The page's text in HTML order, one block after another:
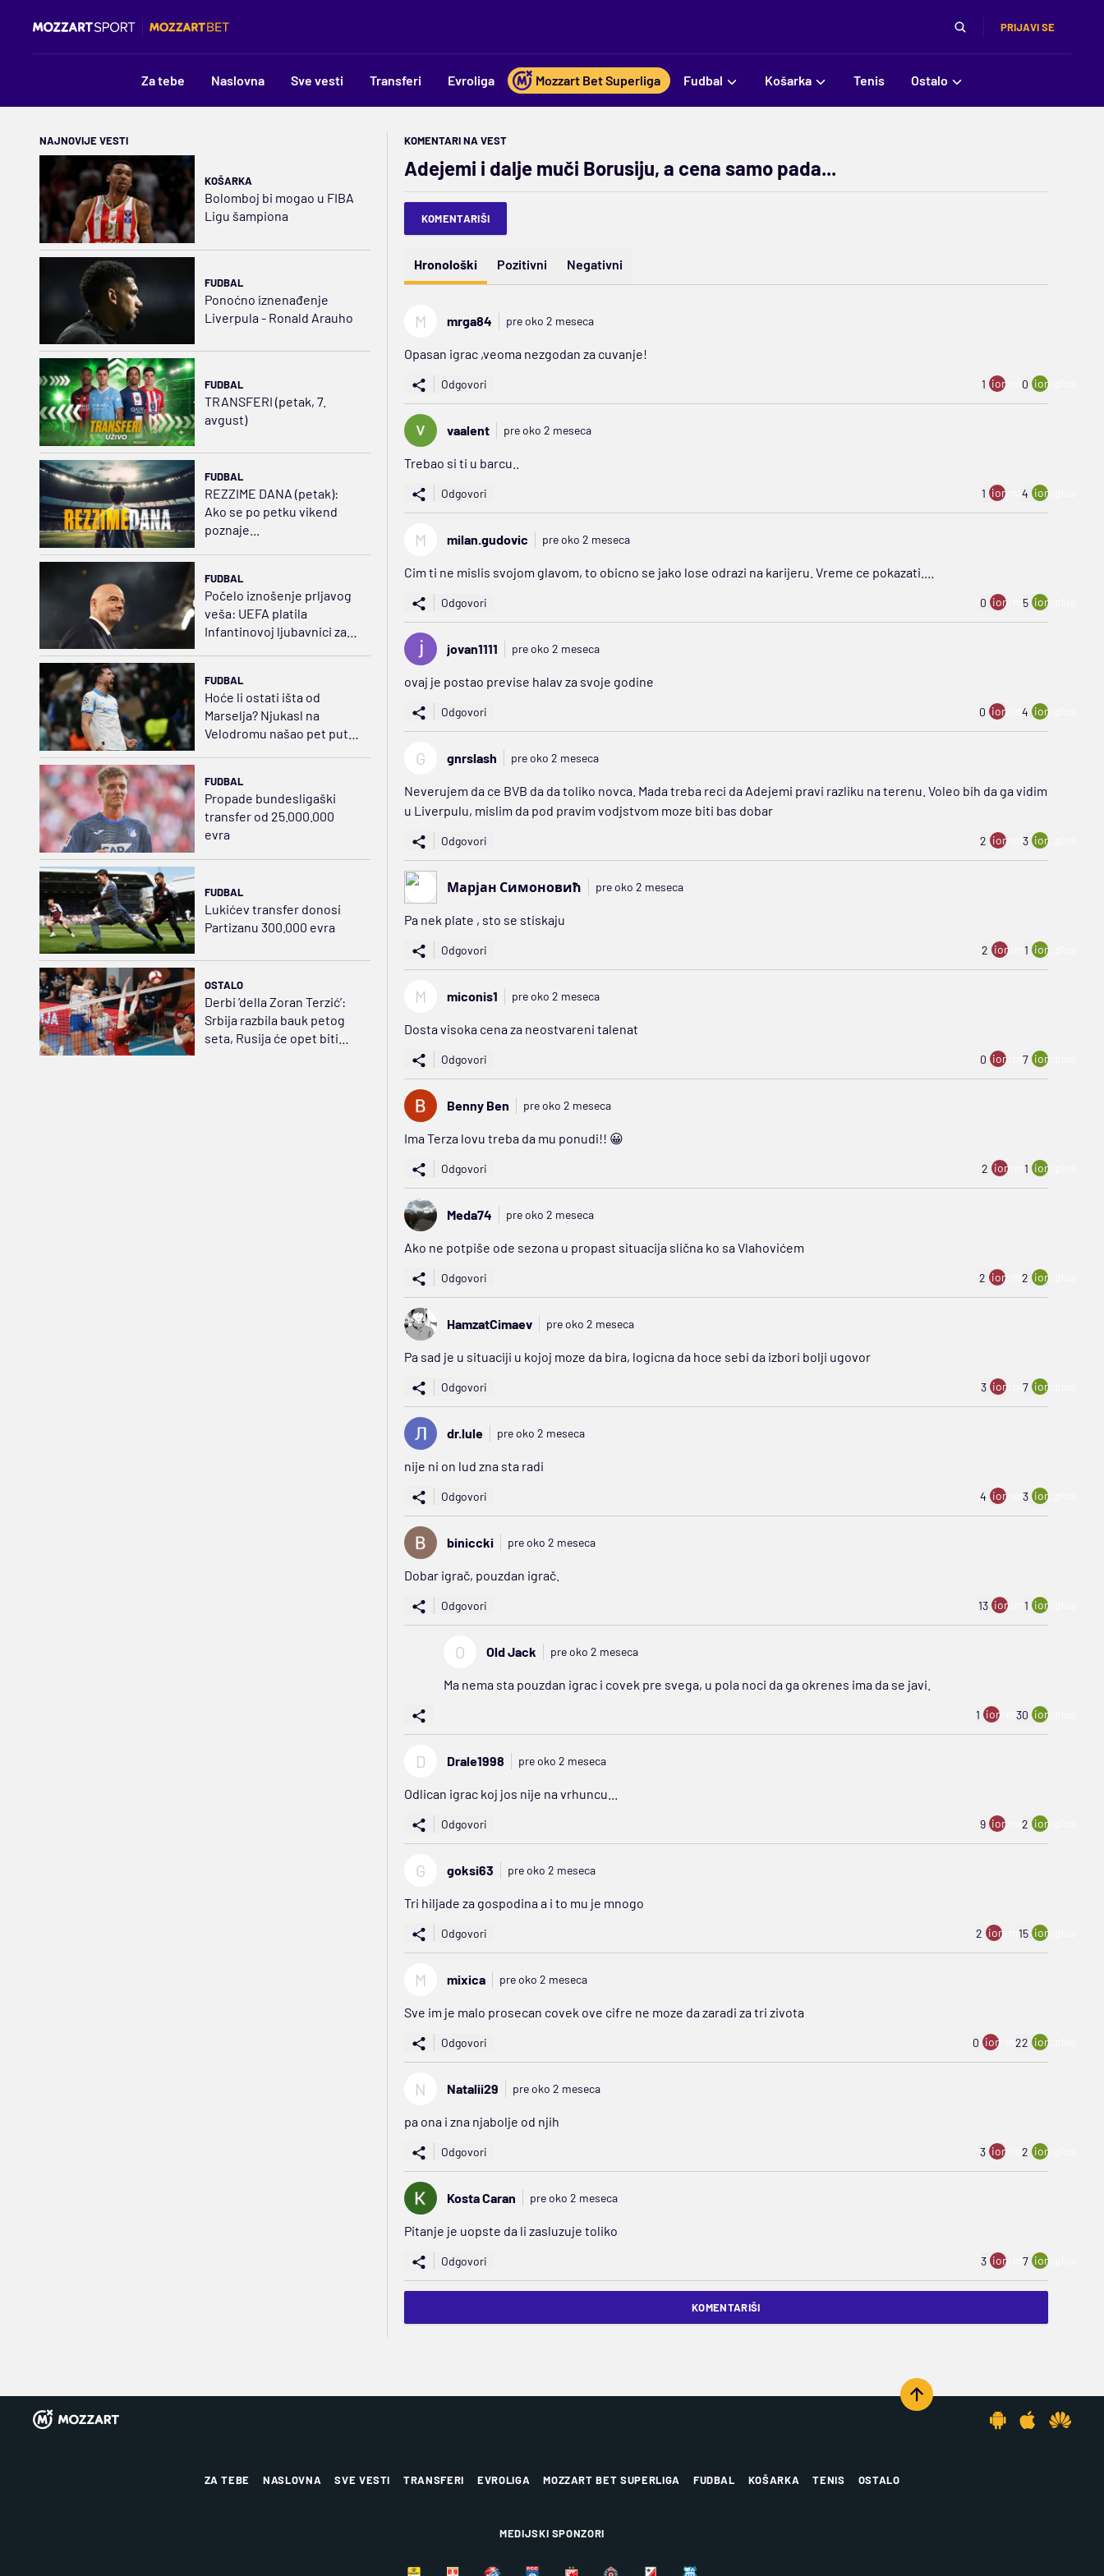
PRIJAVI SE
Za tebe Naslovna Sve vesti Transferi Evroliga Mozzart Bet Superliga Fudbal Košarka Tenis Ostalo
NAJNOVIJE VESTI
KOŠARKA
Bolomboj bi mogao u FIBA
Ligu šampiona
FUDBAL
Ponoćno iznenađenje
Liverpula - Ronald Arauho
FUDBAL
TRANSFERI (petak, 7.
avgust)
FUDBAL
REZZIME DANA (petak):
Ako se po petku vikend
poznaje...
FUDBAL
Počelo iznošenje prljavog
veša: UEFA platila
Infantinovoj ljubavnici za
FUDBAL
Hoće li ostati išta od
Marselja? Njukasl na
Velodromu našao pet puta
FUDBAL
Propade bundesligaški
transfer od 25.000.000
evra
FUDBAL
Lukićev transfer donosi
Partizanu 300.000 evra
OSTALO
Derbi ’della Zoran Terzić’:
Srbija razbila bauk petog
seta, Rusija će opet biti
KOMENTARI NA VEST
Adejemi i dalje muči Borusiju, a cena samo pada...
KOMENTARIŠI
Hronološki Pozitivni Negativni
M mrga84 pre oko 2 meseca
Opasan igrac ,veoma nezgodan za cuvanje!
Odgovori 1 ion:minus
0 ion:plus
vaalent pre oko 2 meseca
Trebao si ti u barcu..
Odgovori 1 ion:minus
4 ion:plus
M milan.gudovic pre oko 2 meseca
Cim ti ne mislis svojom glavom, to obicno se jako lose odrazi na karijeru. Vreme ce pokazati....
Odgovori 0 ion:minus
5 ion:plus
jovan1111 pre oko 2 meseca
ovaj je postao previse halav za svoje godine
Odgovori 0 ion:minus
4 ion:plus
G gnrslash pre oko 2 meseca
Neverujem da ce BVB da da toliko novca. Mada treba reci da Adejemi pravi razliku na terenu. Voleo bih da ga vidim
u Liverpulu, mislim da pod pravim vodjstvom moze biti bas dobar
Odgovori 2 ion:minus
3 ion:plus
Марјан Симоновић pre oko 2 meseca
Pa nek plate , sto se stiskaju
Odgovori 2 ion:minus
1 ion:plus
M miconis1 pre oko 2 meseca
Dosta visoka cena za neostvareni talenat
Odgovori 0 ion:minus
7 ion:plus
Benny Ben pre oko 2 meseca
Ima Terza lovu treba da mu ponudi!! 😀
Odgovori 2 ion:minus
1 ion:plus
Meda74 pre oko 2 meseca
Ako ne potpiše ode sezona u propast situacija slična ko sa Vlahovićem
Odgovori 2 ion:minus
2 ion:plus
HamzatCimaev pre oko 2 meseca
Pa sad je u situaciji u kojoj moze da bira, logicna da hoce sebi da izbori bolji ugovor
Odgovori 3 ion:minus
7 ion:plus
dr.lule pre oko 2 meseca
nije ni on lud zna sta radi
Odgovori 4 ion:minus
3 ion:plus
biniccki pre oko 2 meseca
Dobar igrač, pouzdan igrač.
Odgovori 13 ion:minus
1 ion:plus
O Old Jack pre oko 2 meseca
Ma nema sta pouzdan igrac i covek pre svega, u pola noci da ga okrenes ima da se javi.
1 ion:minus
30 ion:plus
D Drale1998 pre oko 2 meseca
Odlican igrac koj jos nije na vrhuncu...
Odgovori 9 ion:minus
2 ion:plus
G goksi63 pre oko 2 meseca
Tri hiljade za gospodina a i to mu je mnogo
Odgovori 2 ion:minus
15 ion:plus
M mixica pre oko 2 meseca
Sve im je malo prosecan covek ove cifre ne moze da zaradi za tri zivota
Odgovori 0 ion:minus
22 ion:plus
N Natalii29 pre oko 2 meseca
pa ona i zna njabolje od njih
Odgovori 3 ion:minus
2 ion:plus
Kosta Caran pre oko 2 meseca
Pitanje je uopste da li zasluzuje toliko
Odgovori 3 ion:minus
7 ion:plus
KOMENTARIŠI
ZA TEBE NASLOVNA SVE VESTI TRANSFERI EVROLIGA MOZZART BET SUPERLIGA FUDBAL KOŠARKA TENIS OSTALO
MEDIJSKI SPONZORI